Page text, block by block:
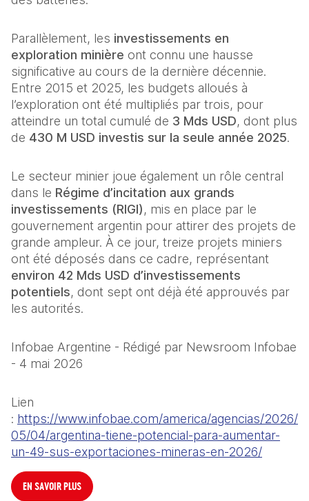
Parallèlement, les investissements en
exploration minière ont connu une hausse
significative au cours de la dernière décennie.
Entre 2015 et 2025, les budgets alloués à
l’exploration ont été multipliés par trois, pour
atteindre un total cumulé de 3 Mds USD, dont plus
de 430 M USD investis sur la seule année 2025.
Le secteur minier joue également un rôle central
dans le Régime d’incitation aux grands
investissements (RIGI), mis en place par le
gouvernement argentin pour attirer des projets de
grande ampleur. À ce jour, treize projets miniers
environ 42 Mds USD d’investissements
potentiels, dont sept ont déjà été approuvés par
les autorités.
Infobae Argentine - Rédigé par Newsroom Infobae
- 4 mai 2026
Lien
: https://www.infobae.com/america/agencias/2026/
05/04/argentina-tiene-potencial-para-aumentar-
un-49-sus-exportaciones-mineras-en-2026/
EN SAVOIR PLUS